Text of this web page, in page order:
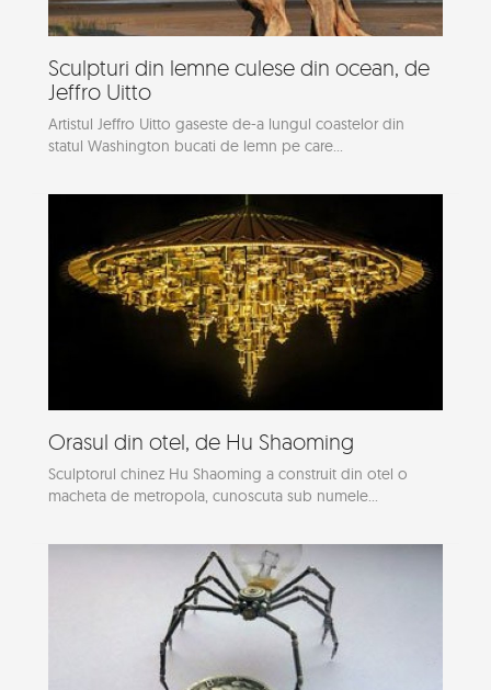
Sculpturi din lemne culese din ocean, de
Jeffro Uitto
Artistul Jeffro Uitto gaseste de-a lungul coastelor din
statul Washington bucati de lemn pe care...
Orasul din otel, de Hu Shaoming
Sculptorul chinez Hu Shaoming a construit din otel o
macheta de metropola, cunoscuta sub numele...